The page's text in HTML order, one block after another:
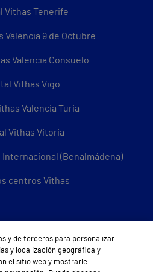
Vithas Tenerife
Valencia 9 de Octubre
Valencia Consuelo
Vithas Vigo
Valencia Turia
Vithas Vitoria
(Benalmádena)
centros Vithas
Vithas
somos
y de terceros para personalizar
y localización geográfica y
el sitio web y mostrarle